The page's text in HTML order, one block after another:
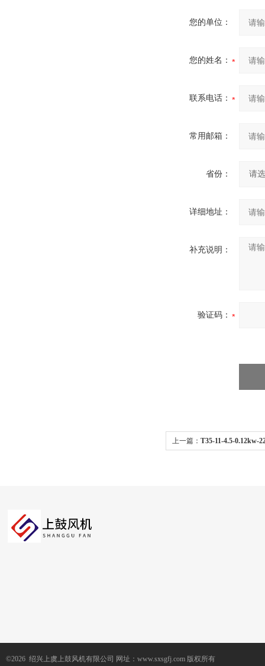
您的单位：
您的姓名：
联系电话：
常用邮箱：
省份：
详细地址：
补充说明：
验证码：
上一篇： T35-11-4.5-0.12kw-
©2026 绍兴上虞上鼓风机有限公司 网址：www.sxsgfj.com 版权所有